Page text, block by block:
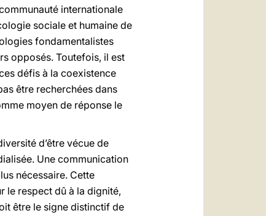
internationale
sociale et humaine de
fondamentalistes
opposés. Toutefois, il est
défis à la coexistence
être recherchées dans
moyen de réponse le
d’être vécue de
Une communication
nécessaire. Cette
le respect dû à la dignité,
être le signe distinctif de